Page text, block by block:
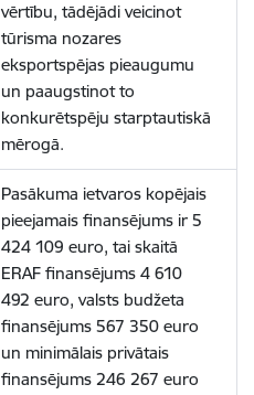
vērtību, tādējādi veicinot
tūrisma nozares
eksportspējas pieaugumu
un paaugstinot to
konkurētspēju starptautiskā
mērogā.
Pasākuma ietvaros kopējais
pieejamais finansējums ir 5
424 109 euro, tai skaitā
ERAF finansējums 4 610
492 euro, valsts budžeta
finansējums 567 350 euro
un minimālais privātais
finansējums 246 267 euro